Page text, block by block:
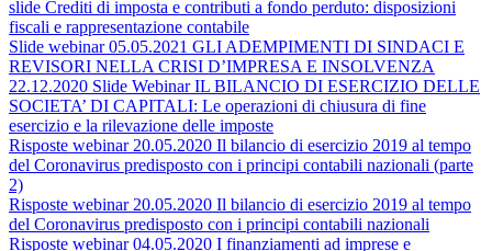
slide Crediti di imposta e contributi a fondo perduto: disposizioni
fiscali e rappresentazione contabile
Slide webinar 05.05.2021 GLI ADEMPIMENTI DI SINDACI E
REVISORI NELLA CRISI D’IMPRESA E INSOLVENZA
22.12.2020 Slide Webinar IL BILANCIO DI ESERCIZIO DELLE
SOCIETA’ DI CAPITALI: Le operazioni di chiusura di fine
esercizio e la rilevazione delle imposte
Risposte webinar 20.05.2020 Il bilancio di esercizio 2019 al tempo
del Coronavirus predisposto con i principi contabili nazionali (parte
2)
Risposte webinar 20.05.2020 Il bilancio di esercizio 2019 al tempo
del Coronavirus predisposto con i principi contabili nazionali
Risposte webinar 04.05.2020 I finanziamenti ad imprese e